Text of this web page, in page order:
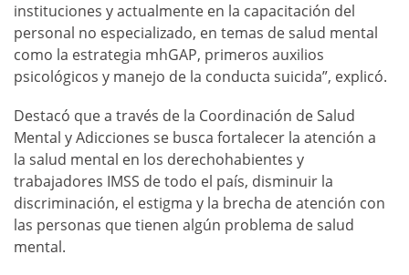
instituciones y actualmente en la capacitación del
personal no especializado, en temas de salud mental
como la estrategia mhGAP, primeros auxilios
psicológicos y manejo de la conducta suicida”, explicó.
Destacó que a través de la Coordinación de Salud
Mental y Adicciones se busca fortalecer la atención a
la salud mental en los derechohabientes y
trabajadores IMSS de todo el país, disminuir la
discriminación, el estigma y la brecha de atención con
las personas que tienen algún problema de salud
mental.